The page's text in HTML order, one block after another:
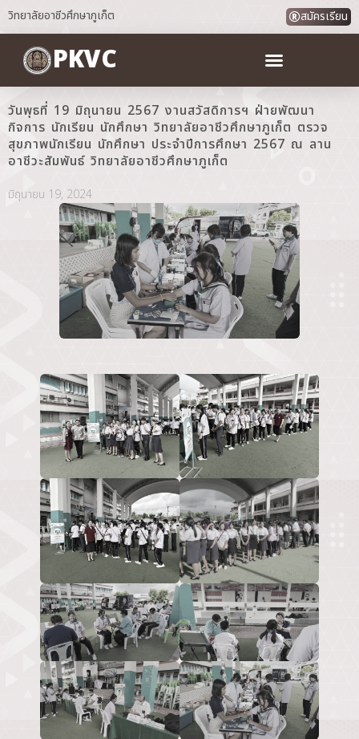
วิทยาลัยอาชีวศึกษาภูเก็ต สมัครเรียน
PKVC
วันพุธที่ 19 มิถุนายน 2567 งานสวัสดิการฯ ฝ่ายพัฒนา
กิจการ นักเรียน นักศึกษา วิทยาลัยอาชีวศึกษาภูเก็ต ตรวจ
สุขภาพนักเรียน นักศึกษา ประจำปีการศึกษา 2567 ณ ลาน
อาชีวะสัมพันธ์ วิทยาลัยอาชีวศึกษาภูเก็ต
มิถุนายน 19, 2024